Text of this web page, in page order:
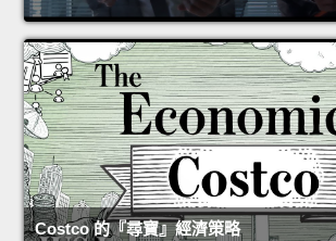
Costco 的『尋寶』經濟策略